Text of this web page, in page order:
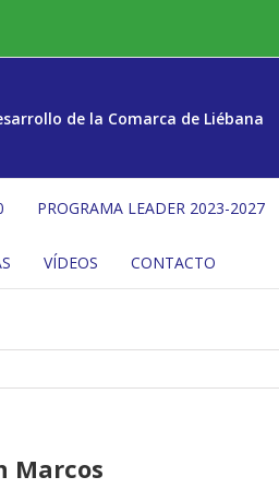
de la Comarca de Liébana
PROGRAMA LEADER 2023-2027
VÍDEOS CONTACTO
Marcos